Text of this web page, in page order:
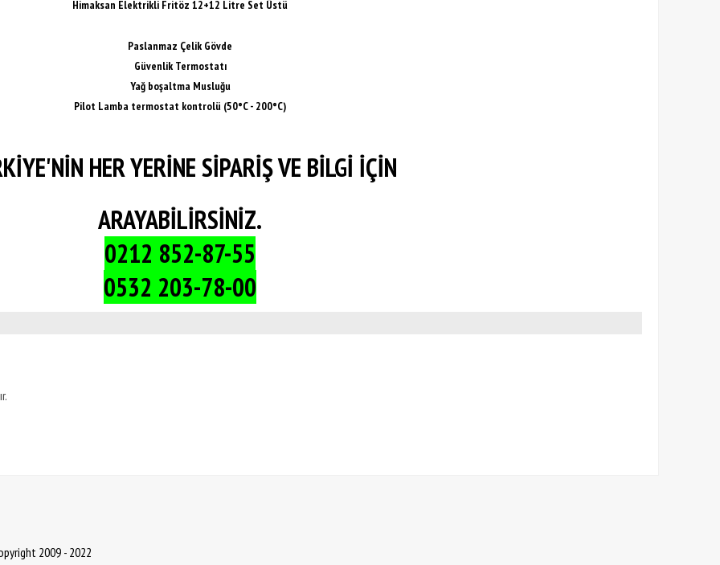
Himaksan Elektrikli Fritöz 12+12 Litre Set Üstü
Paslanmaz Çelik Gövde
Güvenlik Termostatı
Yağ boşaltma Musluğu
Pilot Lamba termostat kontrolü (50°C - 200°C)
HER YERİNE SİPARİŞ VE BİLGİ İÇİN
ARAYABİLİRSİNİZ.
0212 852-87-55
0532 203-78-00
2009 - 2022